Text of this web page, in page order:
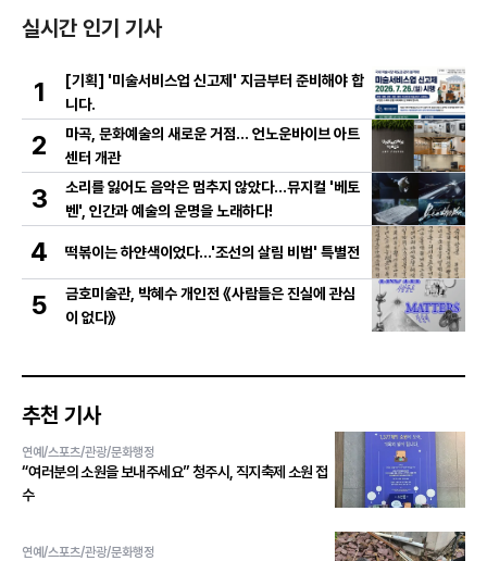
실시간 인기 기사
1
[기획] '미술서비스업 신고제' 지금부터 준비해야 합
니다.
2
마곡, 문화예술의 새로운 거점… 언노운바이브 아트
센터 개관
3
소리를 잃어도 음악은 멈추지 않았다…뮤지컬 '베토
벤', 인간과 예술의 운명을 노래하다!
4 떡볶이는 하얀색이었다...'조선의 살림 비법' 특별전
5
금호미술관, 박혜수 개인전 《사람들은 진실에 관심
이 없다》
추천 기사
연예/스포츠/관광/문화행정
“여러분의 소원을 보내주세요” 청주시, 직지축제 소원 접
수
연예/스포츠/관광/문화행정